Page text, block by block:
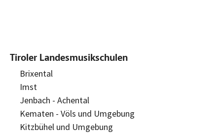
Tiroler Landesmusikschulen
Brixental
Imst
Jenbach - Achental
Kematen - Völs und Umgebung
Kitzbühel und Umgebung